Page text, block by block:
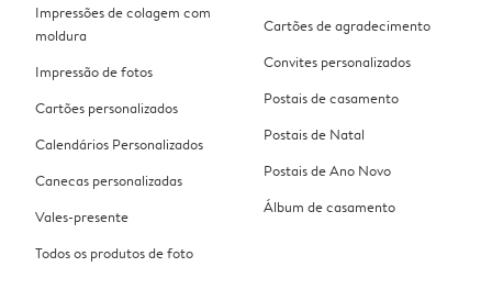
Impressões de colagem com
moldura
Impressão de fotos
Cartões personalizados
Calendários Personalizados
Canecas personalizadas
Vales-presente
Todos os produtos de foto
Cartões de agradecimento
Convites personalizados
Postais de casamento
Postais de Natal
Postais de Ano Novo
Álbum de casamento